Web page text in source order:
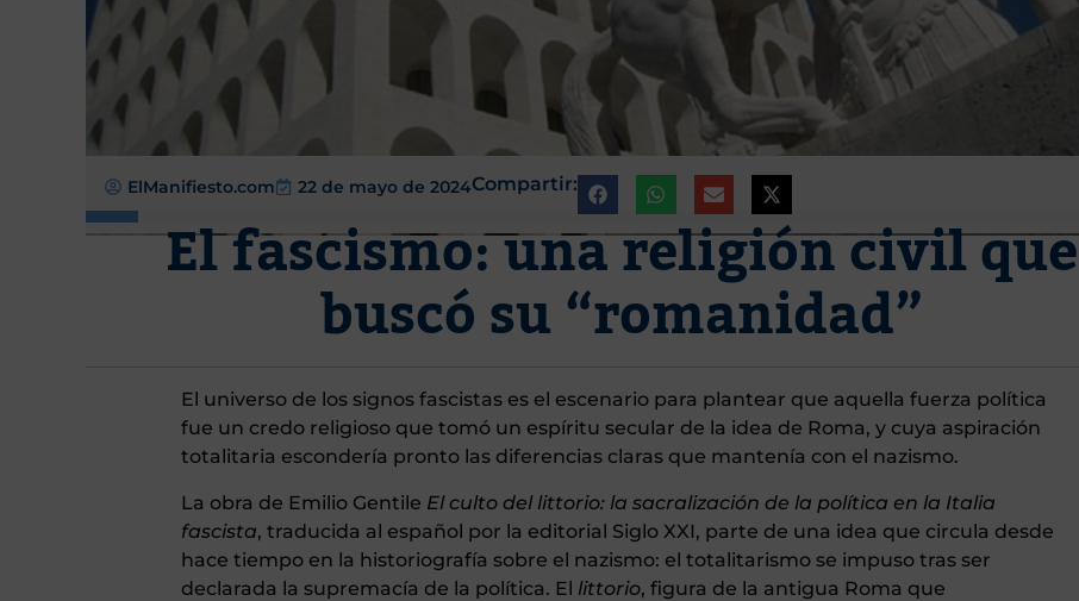
ElManifiesto.com 22 de mayo de 2024Compartir:
El fascismo: una religión civil que
buscó su “romanidad”
El universo de los signos fascistas es el escenario para plantear que aquella fuerza política
fue un credo religioso que tomó un espíritu secular de la idea de Roma, y cuya aspiración
totalitaria escondería pronto las diferencias claras que mantenía con el nazismo.
La obra de Emilio Gentile El culto del littorio: la sacralización de la política en la Italia
fascista, traducida al español por la editorial Siglo XXI, parte de una idea que circula desde
hace tiempo en la historiografía sobre el nazismo: el totalitarismo se impuso tras ser
declarada la supremacía de la política. El littorio, figura de la antigua Roma que